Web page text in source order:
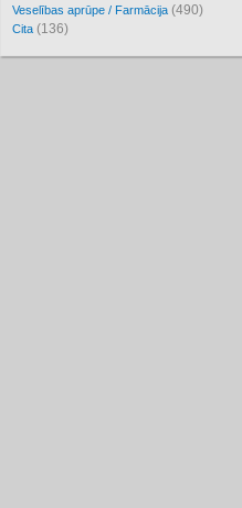
Veselības aprūpe / Farmācija (490)
Cita (136)